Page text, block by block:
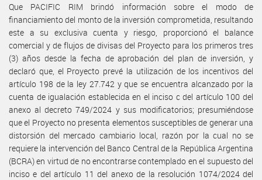
Que PACIFIC RIM brindó información sobre el modo de
financiamiento del monto de la inversión comprometida, resultando
este a su exclusiva cuenta y riesgo, proporcionó el balance
comercial y de flujos de divisas del Proyecto para los primeros tres
(3) años desde la fecha de aprobación del plan de inversión, y
declaró que, el Proyecto prevé la utilización de los incentivos del
artículo 198 de la ley 27.742 y que se encuentra alcanzado por la
cuenta de igualación establecida en el inciso c del artículo 100 del
anexo al decreto 749/2024 y sus modificatorios; presumiéndose
que el Proyecto no presenta elementos susceptibles de generar una
distorsión del mercado cambiario local, razón por la cual no se
requiere la intervención del Banco Central de la República Argentina
(BCRA) en virtud de no encontrarse contemplado en el supuesto del
inciso e del artículo 11 del anexo de la resolución 1074/2024 del